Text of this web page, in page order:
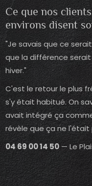
Ce que nos
environs disent
"Je savais que ce
que la différence
hiver."
C'est le retour le plus
s'y était habitué. On
avait intégré ça
révèle que ça ne l'était
04 69 00 14 50 — Le